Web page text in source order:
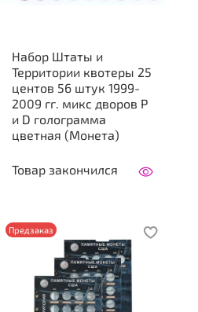
Набор Штаты и
Территории квотеры 25
центов 56 штук 1999-
2009 гг. микс дворов Р
и D голограмма
цветная (Монета)
Товар закончился
Предзаказ